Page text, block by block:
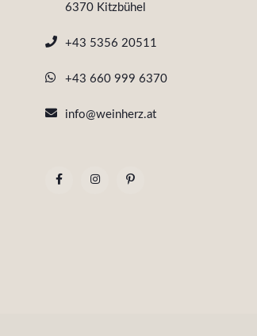
6370 Kitzbühel
+43 5356 20511
+43 660 999 6370
info@weinherz.at